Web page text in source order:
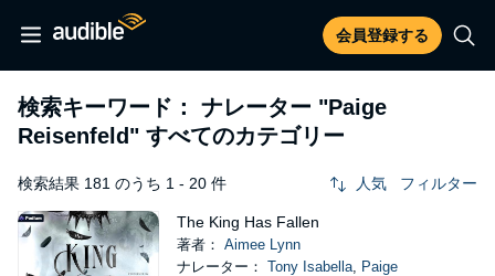
会員登録する
検索キーワード： ナレーター "Paige
Reisenfeld" すべてのカテゴリー
検索結果 181 のうち 1 - 20 件 人気 フィルター
The King Has Fallen
著者： Aimee Lynn
ナレーター： Tony Isabella, Paige